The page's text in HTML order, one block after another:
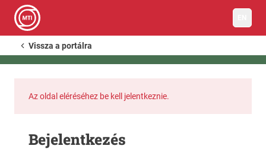
Vissza a portálra
Az oldal eléréséhez be kell jelentkeznie.
Bejelentkezés